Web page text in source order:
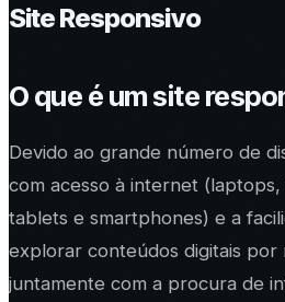
Site Responsivo
O que é um site
Devido ao grande número de
com acesso à internet
tablets e smartphones) e a
explorar conteúdos digitais por
juntamente com a procura de